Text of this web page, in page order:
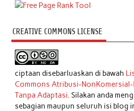
CREATIVE COMMONS LICENSE
ciptaan disebarluaskan di bawah
Commons Atribusi-
Tanpa Adaptasi. Silakan anda
sebagian maupun seluruh isi blog